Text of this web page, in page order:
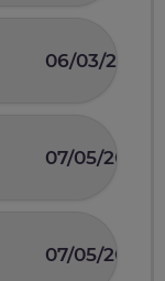
06/03/2026
07/05/2025
07/05/2026